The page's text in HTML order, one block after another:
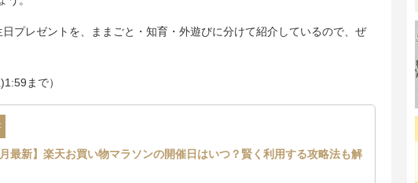
プレゼントを、ままごと・知育・外遊びに分けて紹介しているので、ぜ
まで）
月最新】楽天お買い物マラソンの開催日はいつ？賢く利用する攻略法も解